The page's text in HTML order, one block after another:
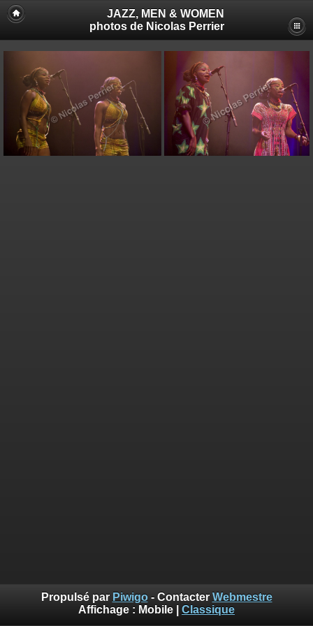
JAZZ, MEN & WOMEN
photos de Nicolas Perrier
Propulsé par Piwigo- Contacter Webmestre
Affichage : Mobile Classique